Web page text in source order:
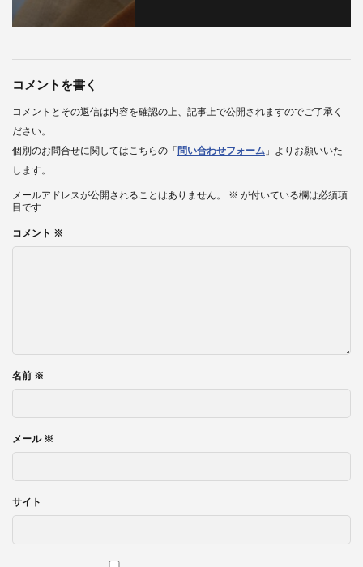
コメントを書く
コメントとその返信は内容を確認の上、記事上で公開されますのでご了承く
ださい。
個別のお問合せに関してはこちらの「 問い合わせフォーム 」よりお願いいた
します。
メールアドレスが公開されることはありません。 ※ が付いている欄は必須項
目です
コメント ※
名前 ※
メール ※
サイト